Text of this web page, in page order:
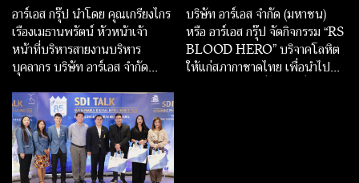
อาร์เอส กรุ๊ป นำโดย คุณเกรียงไกร
เรืองเมธานพรัตน์ หัวหน้าเจ้า
หน้าที่บริหารสายงานบริหาร
บุคลากร บริษัท อาร์เอส จำกัด
โครงการ “ESG DNA” ซึ่ง
ตลาดหลักทรัพย์แห่งประเทศไทย
ได้มอบให้แก่องค์กรที่เข้าร่วมโครง
การฯ และนำชุดความรู้ด้านความ
ยั่งยืนไปส่งเสริมให้พนักงานได้
บริษัท อาร์เอส จำกัด (มหาชน)
หรือ อาร์เอส กรุ๊ป จัดกิจกรรม “RS
BLOOD HERO” บริจาคโลหิต
ให้แก่สภากาชาดไทย เพื่อนำไป